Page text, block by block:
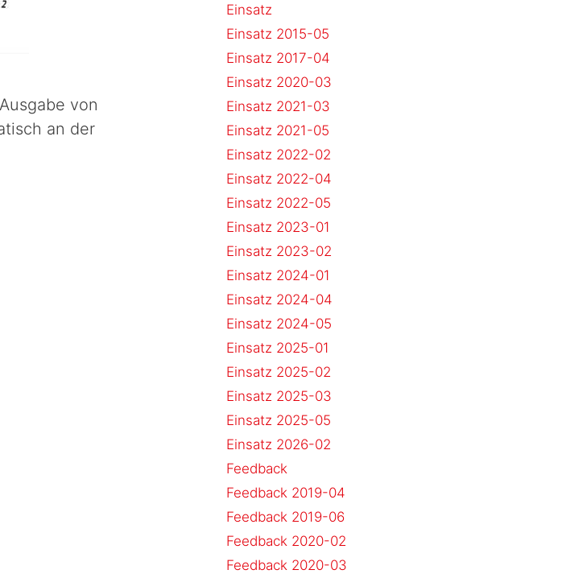
von
an der
Einsatz
Einsatz 2015-05
Einsatz 2017-04
Einsatz 2020-03
Einsatz 2021-03
Einsatz 2021-05
Einsatz 2022-02
Einsatz 2022-04
Einsatz 2022-05
Einsatz 2023-01
Einsatz 2023-02
Einsatz 2024-01
Einsatz 2024-04
Einsatz 2024-05
Einsatz 2025-01
Einsatz 2025-02
Einsatz 2025-03
Einsatz 2025-05
Einsatz 2026-02
Feedback
Feedback 2019-04
Feedback 2019-06
Feedback 2020-02
Feedback 2020-03